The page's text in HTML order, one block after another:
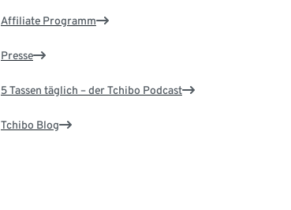
Affiliate Programm
Presse
5 Tassen täglich – der Tchibo Podcast
Tchibo Blog